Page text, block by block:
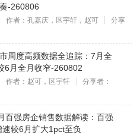
-260806
作者：孔嘉庆，区宇轩，赵可
分享
周度高频数据全追踪：7月全
6月全月收窄-260802
作者：赵可，区宇轩
分享者：
百强房企销售数据解读：百强
较6月扩大1pct至负